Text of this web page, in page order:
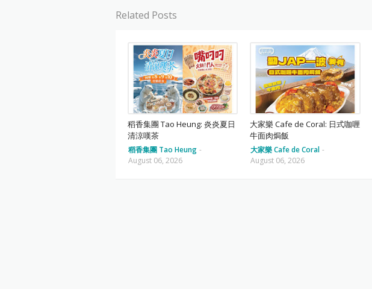
Related Posts
稻香集團 Tao Heung: 炎炎夏日
清涼嘆茶
稻香集團 Tao Heung -
August 06, 2026
大家樂 Cafe de Coral: 日式咖喱
牛面肉焗飯
大家樂 Cafe de Coral -
August 06, 2026